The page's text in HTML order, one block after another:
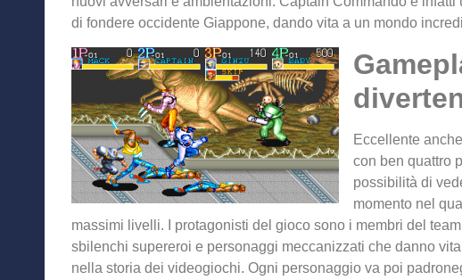
di fondere occidente Giappone, dando vita a un mondo
Eccellente
con ben quattro
possibilità di
momento nel
massimi livelli. I protagonisti del gioco sono i membri del
sbilenchi supereroi e personaggi meccanizzati che danno
nella storia dei videogiochi. Ogni personaggio va poi